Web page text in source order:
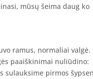
mūsų šeima daug ko
ramus, normaliai valgė.
paaiškinimai nuliūdino:
sulauksime pirmos